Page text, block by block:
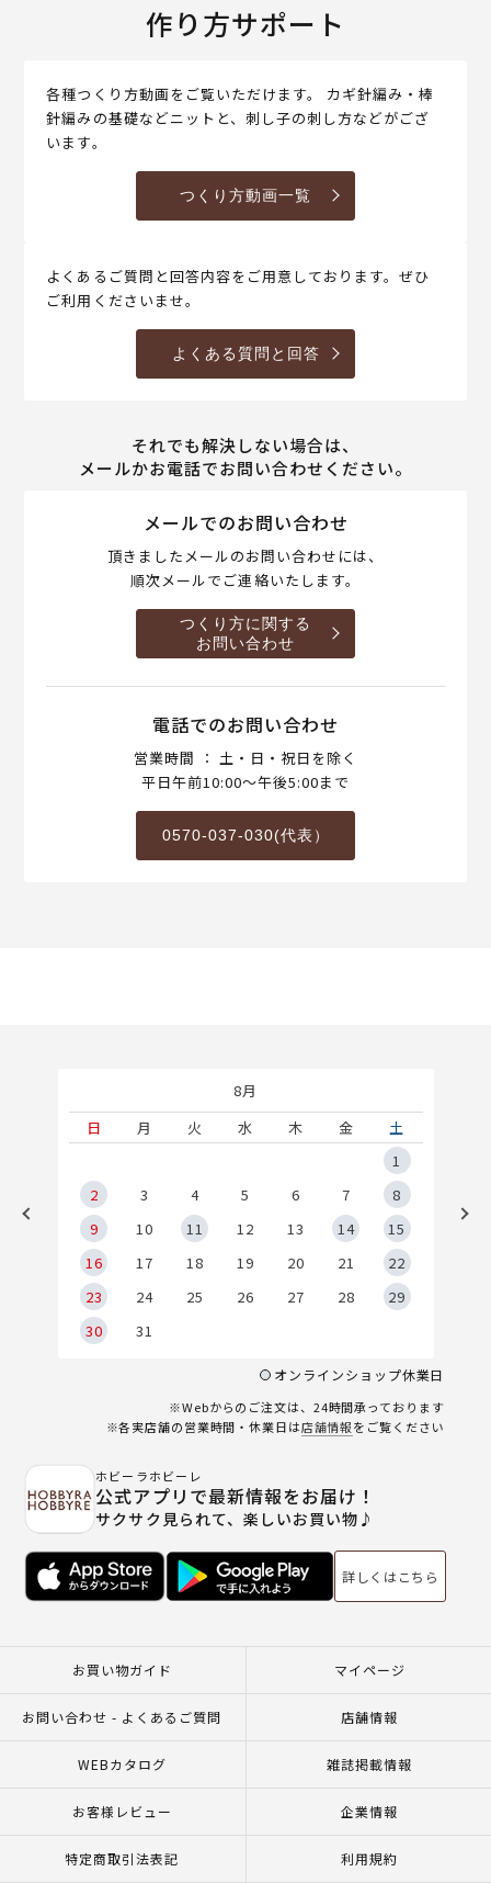
作り方サポート
各種つくり方動画をご覧いただけます。 カギ針編み・棒
針編みの基礎などニットと、刺し子の刺し方などがござ
います。
つくり方動画一覧
よくあるご質問と回答内容をご用意しております。ぜひ
ご利用くださいませ。
よくある質問と回答
それでも解決しない場合は、
メールかお電話でお問い合わせください。
メールでのお問い合わせ
頂きましたメールのお問い合わせには、
順次メールでご連絡いたします。
つくり方に関する
お問い合わせ
電話でのお問い合わせ
営業時間 ： 土・日・祝日を除く
平日午前10:00～午後5:00まで
0570-037-030(代表）
8月
日
月 火 水 木 金
土
1
2
3 4 5 6 7
8
9
10 11 12 13 14
15
16
17 18 19 20 21
22
23
24 25 26 27 28
29
30
31
オンラインショップ休業日
※Webからのご注文は、24時間承っております
※各実店舗の営業時間・休業日は店舗情報をご覧ください
ホビーラホビーレ
公式アプリで最新情報をお届け！
サクサク見られて、楽しいお買い物♪
詳しくはこちら
お買い物ガイド マイページ
お問い合わせ - よくあるご質問 店舗情報
WEBカタログ 雑誌掲載情報
お客様レビュー 企業情報
特定商取引法表記 利用規約